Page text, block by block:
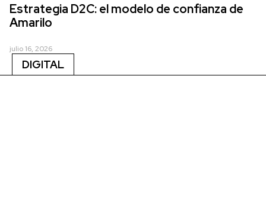
Estrategia D2C: el modelo de confianza de
Amarilo
julio 16, 2026
DIGITAL